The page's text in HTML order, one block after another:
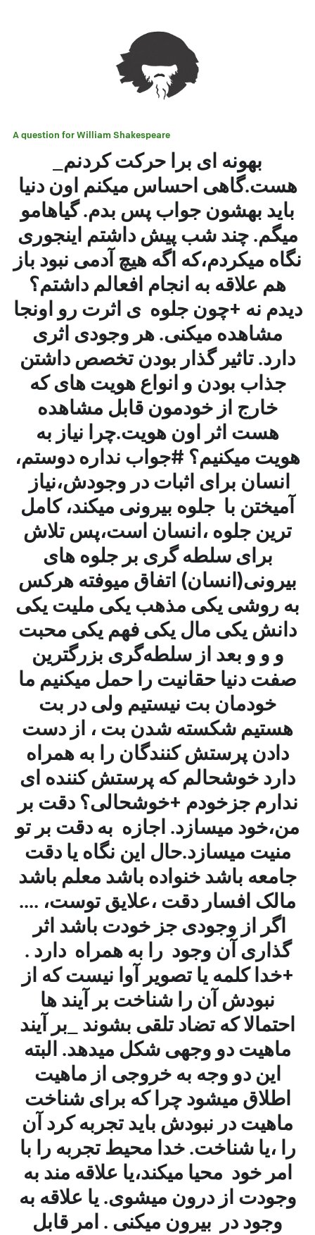
A question forWilliam Shakespeare
هست.گاهی احساس میکنم اون دنیا
باید بهشون جواب پس بدم. گیاهامو
میگم. چند شب پیش داشتم اینجوری
نگاه میکردم،که اگه هیچ آدمی نبود باز
هم علاقه به انجام افعالم داشتم؟
دیدم نه +چون جلوه ی اثرت رو اونجا
مشاهده میکنی. هر وجودی اثری
دارد. تاثیر گذار بودن تخصص داشتن
جذاب بودن و انواع هویت های که
خارج از خودمون قابل مشاهده
هست اثر اون هویت.چرا نیاز به
هویت میکنیم؟ #جواب نداره دوستم،
انسان برای اثبات در وجودش،نیاز
آمیختن با جلوه بیرونی میکند، کامل
ترین جلوه ،انسان است،پس تلاش
برای سلطه گری بر جلوه های
بیرونی(انسان) اتفاق میوفته هرکس
به روشی یکی مذهب یکی ملیت یکی
دانش یکی مال یکی فهم یکی محبت
و و و بعد از سلطه‌گری بزرگترین
صفت دنیا حقانیت را حمل میکنیم ما
خودمان بت نیستیم ولی در بت
هستیم شکسته شدن بت ، از دست
دادن پرستش کنندگان را به همراه
دارد خوشحالم که پرستش کننده ای
ندارم جزخودم +خوشحالی؟ دقت بر
من،خود میسازد. اجازه به دقت بر تو
منیت میسازد.حال این نگاه یا دقت
جامعه باشد خنواده باشد معلم باشد
مالک افسار دقت ،علایق توست، ....
اگر از وجودی جز خودت باشد اثر
گذاری آن وجود را به همراه دارد .
+خدا کلمه یا تصویر آوا نیست که از
نبودش آن را شناخت بر آیند ها
احتمالا که تضاد تلقی بشوند _بر آیند
ماهیت دو وجهی شکل میدهد. البته
این دو وجه به خروجی از ماهیت
اطلاق میشود چرا که برای شناخت
ماهیت در نبودش باید تجربه کرد آن
را ،یا شناخت. خدا محیط تجربه را با
امر خود محیا میکند،یا علاقه مند به
وجودت از درون میشوی. یا علاقه به
وجود در بیرون میکنی . امر قابل